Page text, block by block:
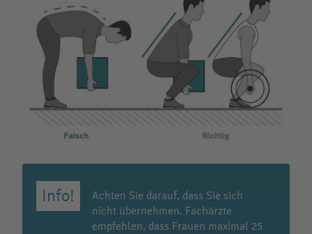
Achten Sie darauf, dass Sie sich
nicht übernehmen. Fachärzte
empfehlen, dass Frauen maximal 25